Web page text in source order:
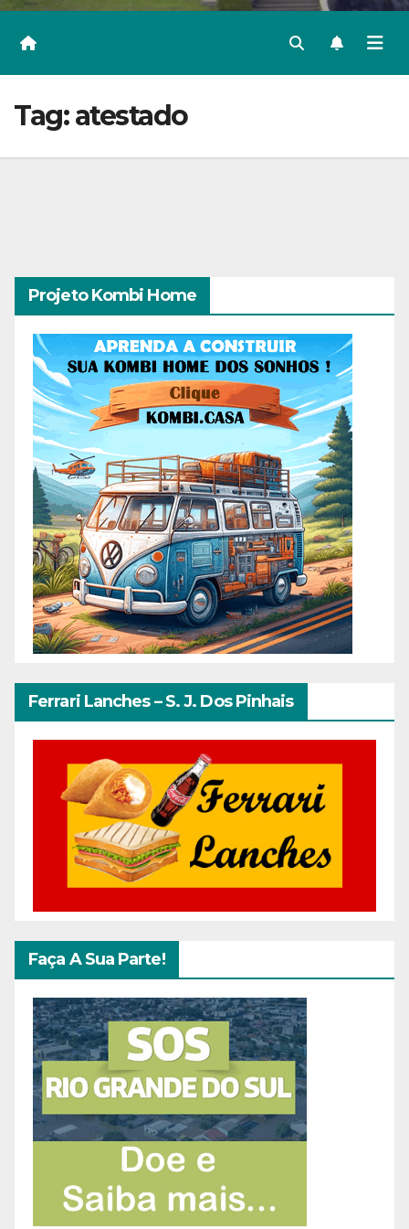
Tag:atestado
Projeto Kombi Home
Ferrari Lanches – S. J. Dos Pinhais
Faça A Sua Parte!